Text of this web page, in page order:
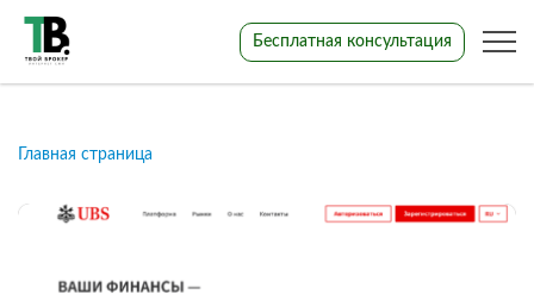
Бесплатная консультация
Главная страница